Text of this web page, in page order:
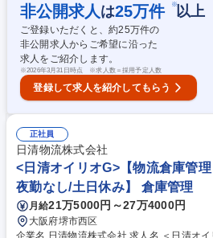
職場） ■工務：工場内の排水処理など、製
理：製品や原料の検査、製造ラインの衛生
プとして、期待が大きい事業であり、福井
施しています。ものづくりに興味のある方
集職種 業界・職種未経験歓迎！【福井/製
ー通勤可
非公開求人 は25万件 ※以上
ご登録いただくと、約25万件の
非公開求人からご希望に沿った
求人をご紹介します。
※2026年3月31日時点 ※求人数＝採用予定人数
登録して求人を紹介してもらう
正社員
日清物流株式会社
<日清オイリオG>【物流倉庫管
夜勤なし/土日休み】 倉庫管理
月給21万5000円～27万4000円
大阪府堺市西区
企業名 日清物流株式会社 求人名 ＜日清オイリオG＞【物流倉庫管理・物